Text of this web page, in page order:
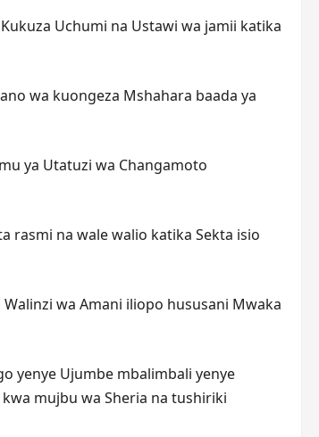
Uchumi na Ustawi wa jamii katika
wa kuongeza Mshahara baada ya
ya Utatuzi wa Changamoto
rasmi na wale walio katika Sekta isio
wa Amani iliopo hususani Mwaka
yenye Ujumbe mbalimbali yenye
mujbu wa Sheria na tushiriki